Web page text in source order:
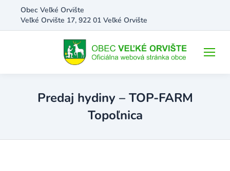
Obec Veľké Orvište
Veľké Orvište 17, 922 01 Veľké Orvište
Predaj hydiny – TOP-FARM
Topoľnica